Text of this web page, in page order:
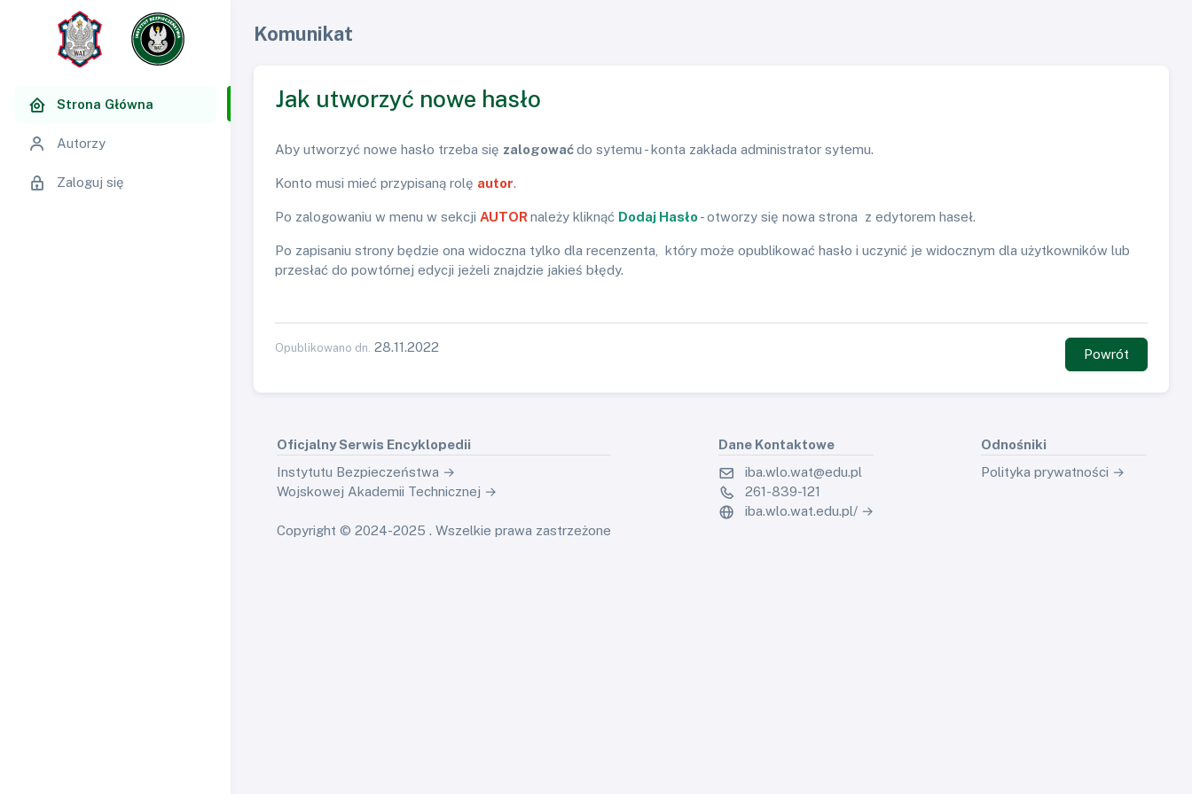
Strona Główna
Autorzy
Zaloguj się
Komunikat
Jak utworzyć nowe hasło
Aby utworzyć nowe hasło trzeba się zalogowaćdo sytemu - konta zakłada administrator sytemu.
Konto musi mieć przypisaną rolę autor.
Po zalogowaniu w menu w sekcji AUTOR należy kliknąć Dodaj Hasło - otworzy się nowa strona z edytorem haseł.
Po zapisaniu strony będzie ona widoczna tylko dla recenzenta, który może opublikować hasło i uczynić je widocznym dla użytkowników lub
przesłać do powtórnej edycji jeżeli znajdzie jakieś błędy.
Opublikowano dn. 28.11.2022 Powrót
Oficjalny Serwis Encyklopedii
Instytutu Bezpieczeństwa →
Wojskowej Akademii Technicznej →
Copyright © 2024-2025 . Wszelkie prawa zastrzeżone
Dane Kontaktowe
iba.wlo.wat@edu.pl
261-839-121
iba.wlo.wat.edu.pl/ →
Odnośniki
Polityka prywatności →